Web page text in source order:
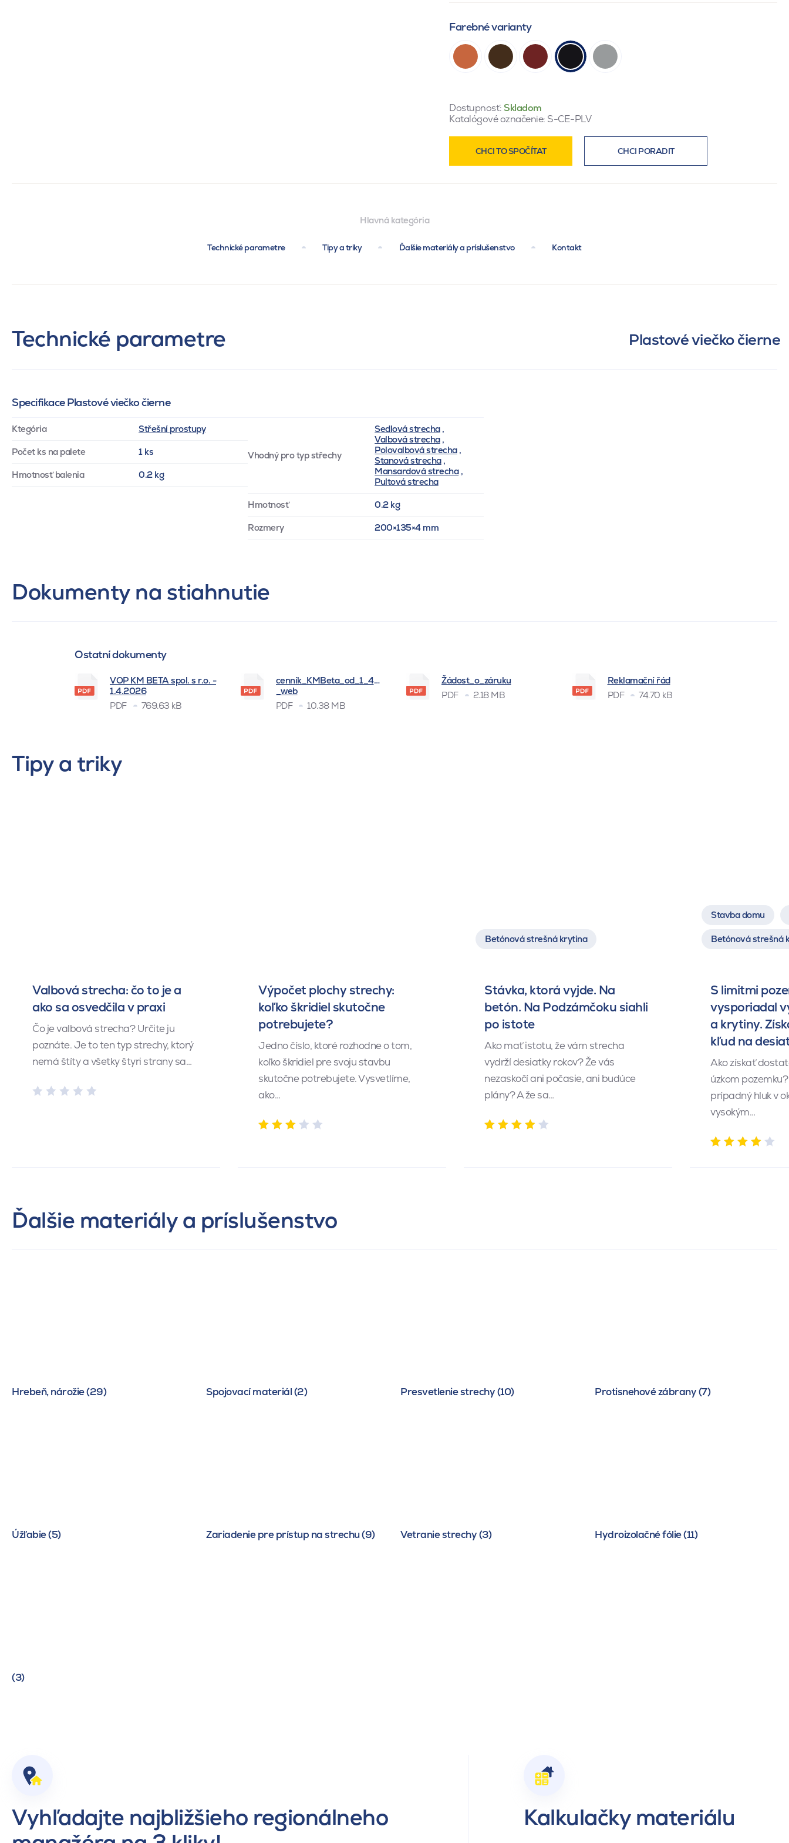
Farebné varianty
Dostupnosť: Skladom
Katalógové označenie: S-CE-PLV
CHCI TO SPOČÍTAT CHCI PORADIT
Hlavná kategória
Technické parametre Tipy a triky Ďalšie materiály a príslušenstvo Kontakt
Technické parametre Plastové viečko čierne
Specifikace Plastové viečko čierne
Ktegória Střešní prostupy
Počet ks na palete 1 ks
Hmotnosť balenia 0.2 kg
Vhodný pro typ střechy
Sedlová strecha,
Valbová strecha,
Polovalbová strecha,
Stanová strecha,
Mansardová strecha,
Pultová strecha
Hmotnosť 0.2 kg
Rozmery 200×135×4 mm
Dokumenty na stiahnutie
Ostatní dokumenty
VOP KM BETA spol. s r.o. -
1.4.2026
PDF
769.63 kB
cenník_KMBeta_od_1_4_2026
_web
PDF
10.38 MB
Žádost_o_záruku
PDF
2.18 MB
Reklamační řád
PDF
74.70 kB
Tipy a triky
Valbová strecha: čo to je a
ako sa osvedčila v praxi
Čo je valbová strecha? Určite ju
poznáte. Je to ten typ strechy, ktorý
nemá štíty a všetky štyri strany sa…
Výpočet plochy strechy:
koľko škridiel skutočne
potrebujete?
Jedno číslo, ktoré rozhodne o tom,
koľko škridiel pre svoju stavbu
skutočne potrebujete. Vysvetlíme,
ako…
Betónová strešná krytina
Stávka, ktorá vyjde. Na
betón. Na Podzámčoku siahli
po istote
Ako mať istotu, že vám strecha
vydrží desiatky rokov? Že vás
nezaskočí ani počasie, ani budúce
plány? A že sa…
Stavba domu
Betónová strešná
S limitmi
vysporiadal
a krytiny.
kľud na
Ako získať
úzkom
prípadný hluk v
vysokým…
Ďalšie materiály a príslušenstvo
Hrebeň, nárožie (29) Spojovací materiál (2) Presvetlenie strechy (10) Protisnehové zábrany (7)
Úžľabie (5) Zariadenie pre prístup na strechu (9) Vetranie strechy (3) Hydroizolačné fólie (11)
(3)
Vyhľadajte najbližšieho regionálneho
Kalkulačky materiálu